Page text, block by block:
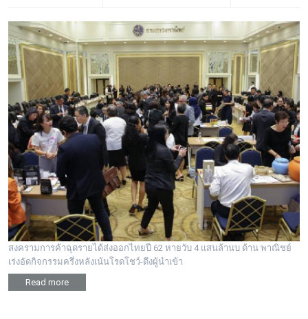
สงครามการค้าฉุดรายได้ส่งออกไทยปี 62 หายวับ 4 แสนล้านบ ด้าน พาณิชย์
เร่งอัดกิจกรรมครึ่งหลังเน้นโรดโชว์-ดึงผู้นำเข้า
Read more